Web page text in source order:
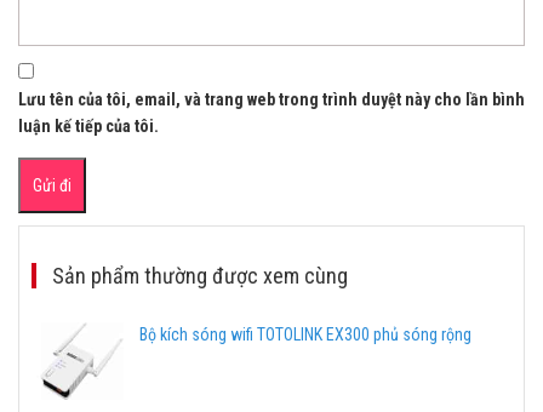
Lưu tên của tôi, email, và trang web trong trình duyệt này cho lần bình
luận kế tiếp của tôi.
Sản phẩm thường được xem cùng
Bộ kích sóng wifi TOTOLINK EX300 phủ sóng rộng